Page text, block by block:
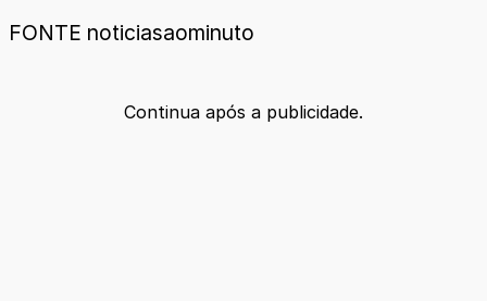
FONTE noticiasaominuto
Continua após a publicidade.